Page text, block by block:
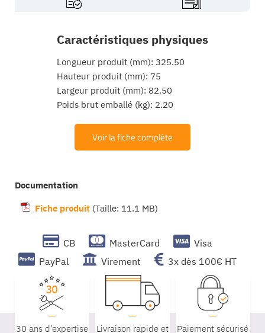
Caractéristiques physiques
Longueur produit (mm): 325.50
Hauteur produit (mm): 75
Largeur produit (mm): 82.50
Poids brut emballé (kg): 2.20
Voir la fiche complète
Documentation
Fiche produit (Taille: 11.1 MB)
CB MasterCard
Visa
PayPal
Virement 3x dès 100€ HT
30 ans d’expertise Livraison rapide et Paiement sécurisé